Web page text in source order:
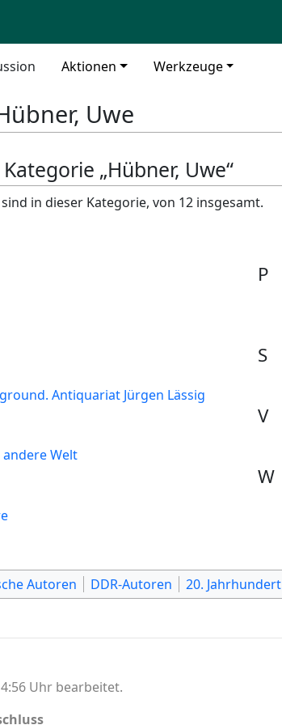
Aktionen Werkzeuge
Uwe
„Hübner, Uwe“
in dieser Kategorie, von 12 insgesamt.
Antiquariat Jürgen Lässig
andere Welt
P
S
V
W
Autoren DDR-Autoren 20. Jahrhundert
Uhr bearbeitet.